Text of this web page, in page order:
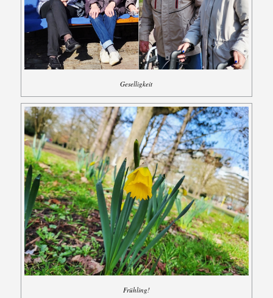
Geselligkeit
Frühling!